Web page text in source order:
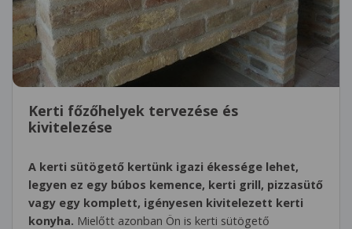
Kerti főzőhelyek tervezése és
kivitelezése
A kerti sütögető kertünk igazi ékessége lehet,
legyen ez egy búbos kemence, kerti grill, pizzasütő
vagy egy komplett, igényesen kivitelezett kerti
konyha. Mielőtt azonban Ön is kerti sütögető